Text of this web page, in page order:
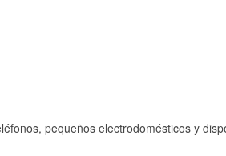
pequeños electrodomésticos y